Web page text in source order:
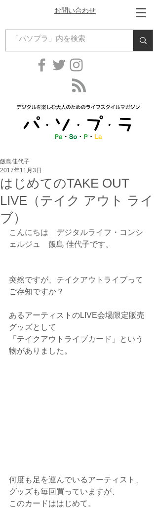
お問い合わせ
はじめてのTAKE OUT
LIVE（テイク アウト ライ
ブ）
飯島佳代子
2017年11月3日
こんにちは　デジタルライフ・コンシ
ェルジュ　飯島 佳代子です。
突然ですが、テイクアウトライブって
ご存知ですか？
あるアーティストのLIVE会場限定販売
グッズとして
「テイクアウトライブカード」という
物がありました。
何度も足を運んでいるアーティスト、
グッズも毎回買っていますが、
このカードははじめて。